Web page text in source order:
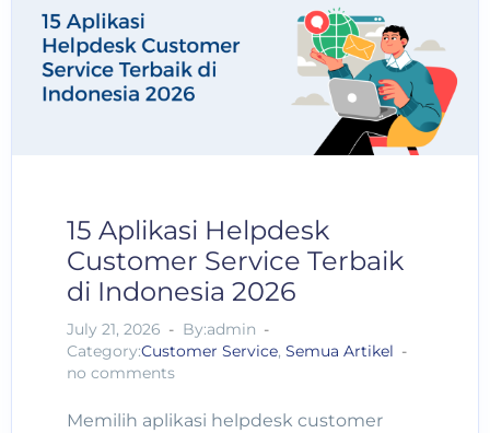
15 Aplikasi Helpdesk
Customer Service Terbaik
di Indonesia 2026
July 21, 2026
By:admin
Category:Customer Service, Semua Artikel
no comments
Memilih aplikasi helpdesk customer